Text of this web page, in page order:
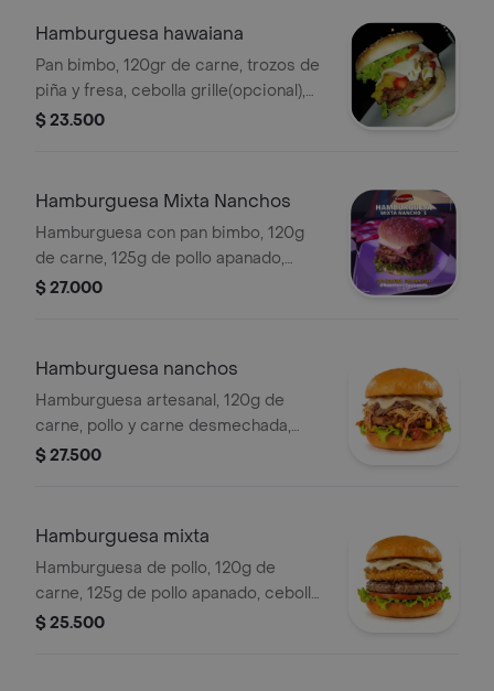
Hamburguesa hawaiana
Pan bimbo, 120gr de carne, trozos de
piña y fresa, cebolla grille(opcional),
queso, jamón, lechuga, tomate, salsas.
$ 23.500
Hamburguesa Mixta Nanchos
Hamburguesa con pan bimbo, 120g
de carne, 125g de pollo apanado,
carne y pollo desmechado, trozos de
$ 27.000
Hamburguesa nanchos
Hamburguesa artesanal, 120g de
carne, pollo y carne desmechada,
salchicha, maíz, cebolla grille, jamón,
$ 27.500
Hamburguesa mixta
Hamburguesa de pollo, 120g de
carne, 125g de pollo apanado, cebolla
grille, lechuga, tomate, queso y salsas.
$ 25.500